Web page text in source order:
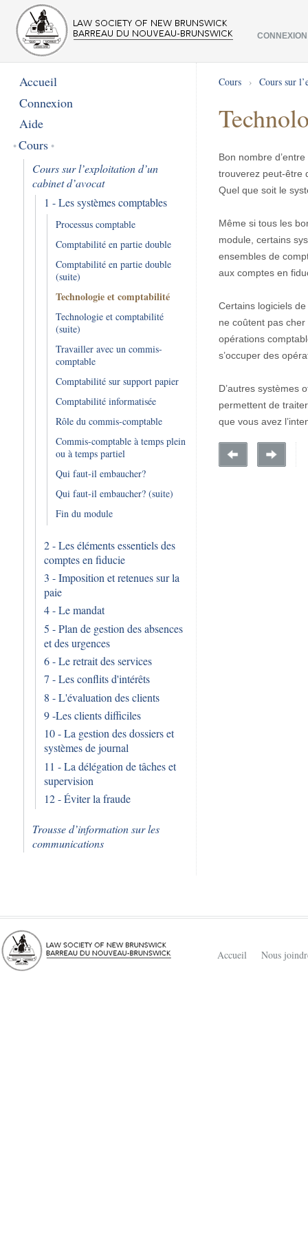
CONNEXION
Accueil
Connexion
Aide
Cours
Cours sur l’exploitation d’un
cabinet d’avocat
1 - Les systèmes comptables
Processus comptable
Comptabilité en partie double
Comptabilité en partie double
(suite)
Technologie et comptabilité
Technologie et comptabilité
(suite)
Travailler avec un commis-
comptable
Comptabilité sur support papier
Comptabilité informatisée
Rôle du commis-comptable
Commis-comptable à temps plein
ou à temps partiel
Qui faut-il embaucher?
Qui faut-il embaucher? (suite)
Fin du module
2 - Les éléments essentiels des
comptes en fiducie
3 - Imposition et retenues sur la
paie
4 - Le mandat
5 - Plan de gestion des absences
et des urgences
6 - Le retrait des services
7 - Les conflits d'intérêts
8 - L'évaluation des clients
9 -Les clients difficiles
10 - La gestion des dossiers et
systèmes de journal
11 - La délégation de tâches et
supervision
12 - Éviter la fraude
Trousse d’information sur les
communications
Cours › Cours sur
Bon nombre
trouverez peut-être
Quel que soit le
Même si tous les
module, certains
ensembles de
aux comptes en
Certains logiciels
ne coûtent pas
opérations
s’occuper des
D’autres systèmes
permettent de
que vous avez
Accueil Nous